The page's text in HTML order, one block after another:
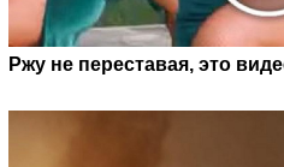
Ржу не переставая, это